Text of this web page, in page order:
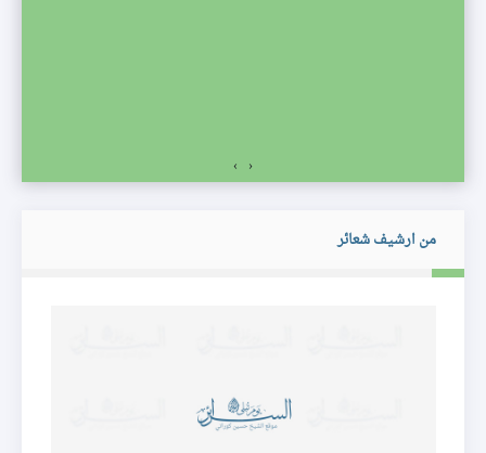
‹
›
من ارشيف شعائر